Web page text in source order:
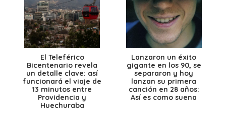
El Teleférico
Bicentenario revela
un detalle clave: así
funcionará el viaje de
13 minutos entre
Providencia y
Huechuraba
Lanzaron un éxito
gigante en los 90, se
separaron y hoy
lanzan su primera
canción en 28 años:
Así es como suena